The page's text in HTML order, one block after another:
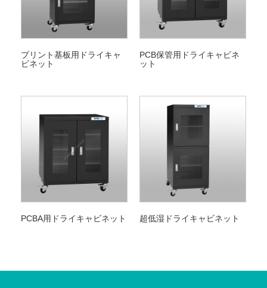
プリント基板用ドライキャ
ビネット
PCB保管用ドライキャビネ
ット
PCBA用ドライキャビネット 超低湿ドライキャビネット